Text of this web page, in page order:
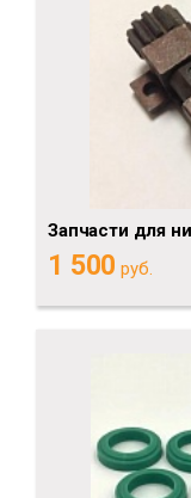
Запчасти для
1 500 руб.